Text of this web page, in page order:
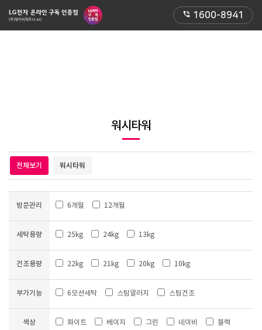
phone_in_talk 1600-8941
워시타워
전체보기 워시타워
방문관리 6개월 12개월
세탁용량 25kg 24kg 13kg
건조용량 22kg 21kg 20kg 10kg
부가기능 6모션세탁 스팀알러지 스팀건조
색상 화이트 베이지 그린 네이비
블랙